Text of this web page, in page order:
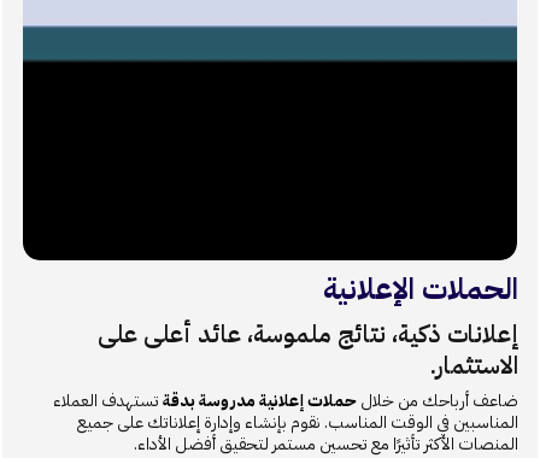
الحملات الإعلانية
إعلانات ذكية، نتائج ملموسة، عائد أعلى على
الاستثمار.
ضاعف أرباحك من خلالحملات إعلانية مدروسة بدقةتستهدف العملاء
المناسبين في الوقت المناسب. نقوم بإنشاء وإدارة إعلاناتك على جميع
المنصات الأكثر تأثيرًا مع تحسين مستمر لتحقيق أفضل الأداء.